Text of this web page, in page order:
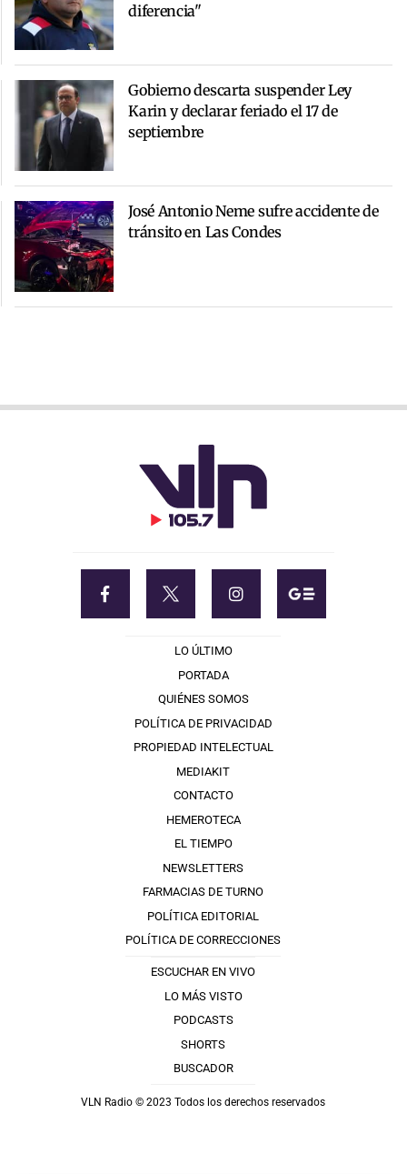
diferencia"
Gobierno descarta suspender Ley
Karin y declarar feriado el 17 de
septiembre
José Antonio Neme sufre accidente de
tránsito en Las Condes
LO ÚLTIMO
PORTADA
QUIÉNES SOMOS
POLÍTICA DE PRIVACIDAD
PROPIEDAD INTELECTUAL
MEDIAKIT
CONTACTO
HEMEROTECA
EL TIEMPO
NEWSLETTERS
FARMACIAS DE TURNO
POLÍTICA EDITORIAL
POLÍTICA DE CORRECCIONES
ESCUCHAR EN VIVO
LO MÁS VISTO
PODCASTS
SHORTS
BUSCADOR
VLN Radio © 2023 Todos los derechos reservados